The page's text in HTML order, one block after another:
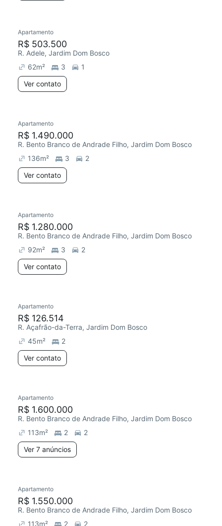
Apartamento
R$ 503.500
R. Adele, Jardim Dom Bosco
62m² 3
1
Ver contato
Apartamento
R$ 1.490.000
R. Bento Branco de Andrade Filho, Jardim Dom Bosco
136m² 3
2
Ver contato
Apartamento
R$ 1.280.000
R. Bento Branco de Andrade Filho, Jardim Dom Bosco
92m² 3
2
Ver contato
Apartamento
R$ 126.514
R. Açafrão-da-Terra, Jardim Dom Bosco
45m²
2
Ver contato
Apartamento
R$ 1.600.000
R. Bento Branco de Andrade Filho, Jardim Dom Bosco
113m² 2
2
Ver 7 anúncios
Apartamento
R$ 1.550.000
R. Bento Branco de Andrade Filho, Jardim Dom Bosco
113m² 2 2